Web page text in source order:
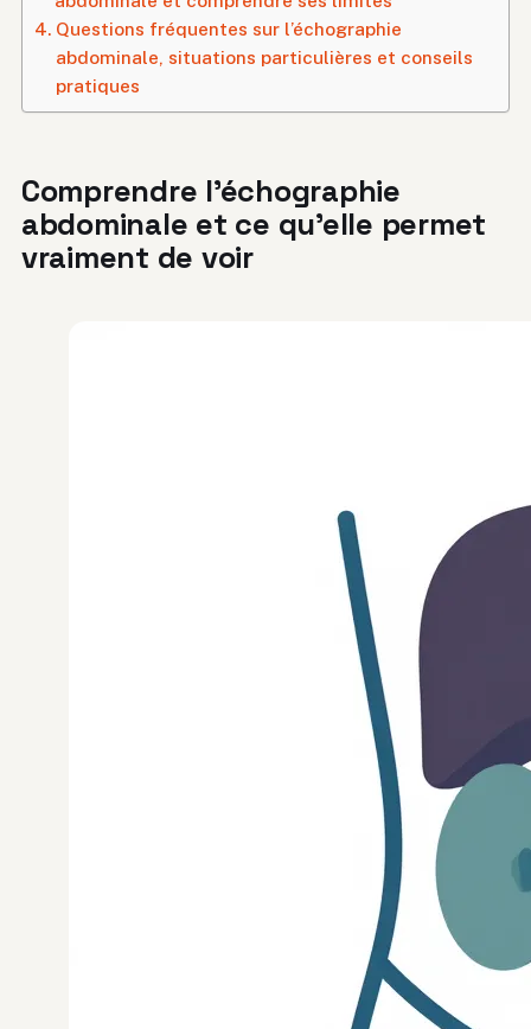
Questions fréquentes sur l’échographie
abdominale, situations particulières et conseils
pratiques
Comprendre l’échographie
abdominale et ce qu’elle permet
vraiment de voir